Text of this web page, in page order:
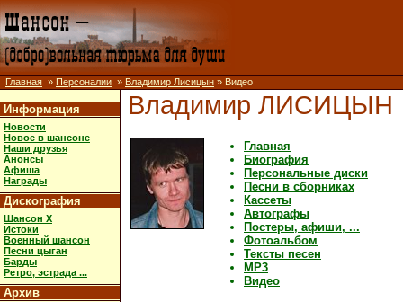
Главная » Персоналии » Владимир Лисицын » Видео
Информация
Новости
Новое в шансоне
Наши друзья
Анонсы
Афиша
Награды
Дискография
Шансон X
Истоки
Военный шансон
Песни цыган
Барды
Ретро, эстрада ...
Архив
Владимир ЛИСИЦЫН
Главная
Биография
Персональные диски
Песни в сборниках
Кассеты
Автографы
Постеры, афиши, ...
Фотоальбом
Тексты песен
MP3
Видео